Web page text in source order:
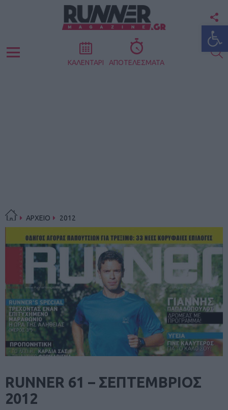
Menu ΚΑΛΕΝΤΑΡΙ ΑΠΟΤΕΛΕΣΜΑΤΑ
ΑΡΧΕΙΟ 2012
RUNNER 61 – ΣΕΠΤΕΜΒΡΙΟΣ
2012